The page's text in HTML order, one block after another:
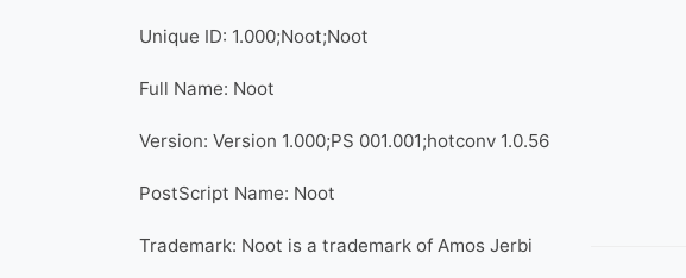
Unique ID: 1.000;Noot;Noot
Full Name: Noot
Version: Version 1.000;PS 001.001;hotconv 1.0.56
PostScript Name: Noot
Trademark: Noot is a trademark of Amos Jerbi